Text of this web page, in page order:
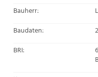
Bauherr:
Baudaten:
BRI: